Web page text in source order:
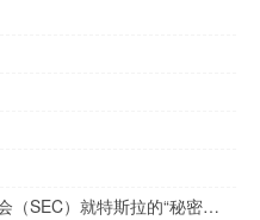
美国司法部与美国证券交易委员会（SEC）就特斯拉的“秘密玻璃屋”项目对该公司发起调查